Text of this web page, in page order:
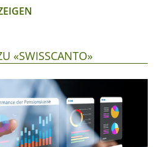
«SWISSCANTO»